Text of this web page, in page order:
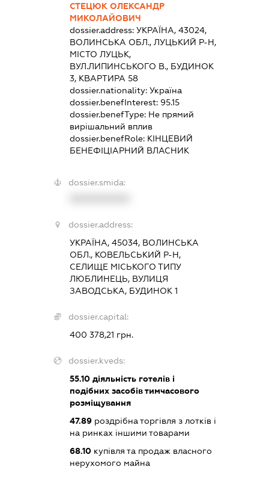
СТЕЦЮК ОЛЕКСАНДР
МИКОЛАЙОВИЧ
dossier.address: УКРАЇНА, 43024,
ВОЛИНСЬКА ОБЛ., ЛУЦЬКИЙ Р-Н,
МІСТО ЛУЦЬК,
ВУЛ.ЛИПИНСЬКОГО В., БУДИНОК
3, КВАРТИРА 58
dossier.nationality: Україна
dossier.benefInterest: 95.15
dossier.benefType: Не прямий
вирішальний вплив
dossier.benefRole: КІНЦЕВИЙ
БЕНЕФІЦІАРНИЙ ВЛАСНИК
dossier.smida:
dossier.address:
УКРАЇНА, 45034, ВОЛИНСЬКА
ОБЛ., КОВЕЛЬСЬКИЙ Р-Н,
СЕЛИЩЕ МІСЬКОГО ТИПУ
ЛЮБЛИНЕЦЬ, ВУЛИЦЯ
ЗАВОДСЬКА, БУДИНОК 1
dossier.capital:
400 378,21 грн.
dossier.kveds:
55.10діяльність готелів і
подібних засобів тимчасового
розміщування
47.89роздрібна торгівля з лотків і
на ринках іншими товарами
68.10купівля та продаж власного
нерухомого майна